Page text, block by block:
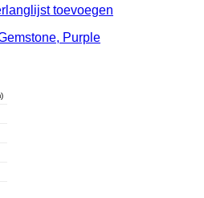
toevoegen
Purple